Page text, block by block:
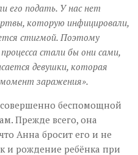
его подать. У нас нет
которую инфицировали,
стигмой. Поэтому
стали бы они сами,
девушки, которая
заражения».
совершенно беспомощной
Прежде всего, она
Анна бросит его и не
и рождение ребёнка при